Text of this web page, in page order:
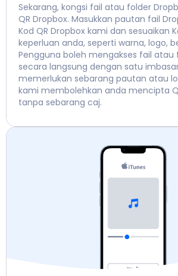
Sekarang, kongsi fail atau folder
QR Dropbox. Masukkan pautan fail
Kod QR Dropbox kami dan sesuaikan
keperluan anda, seperti warna, logo,
Pengguna boleh mengakses fail atau
secara langsung dengan satu
memerlukan sebarang pautan atau
kami membolehkan anda mencipta
tanpa sebarang caj.